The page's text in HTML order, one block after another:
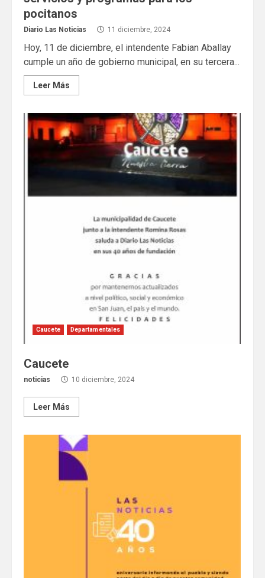
pocitanos
Diario Las Noticias 11 diciembre, 2024
Hoy, 11 de diciembre, el intendente Fabian Aballay
cumple un año de gobierno municipal, en su tercera...
Leer Más
Caucete Departamentales
Caucete
noticias 10 diciembre, 2024
Leer Más